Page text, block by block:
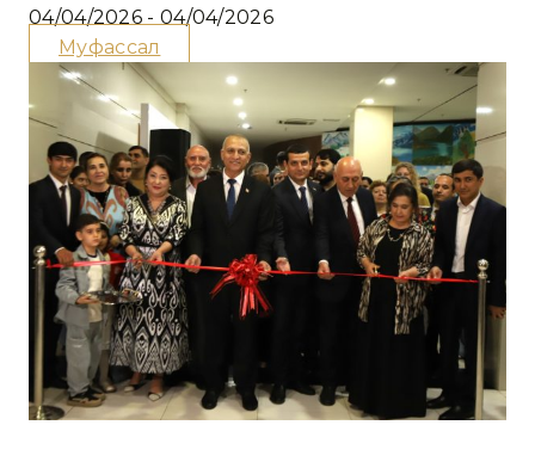
04/04/2026 - 04/04/2026
Муфассал